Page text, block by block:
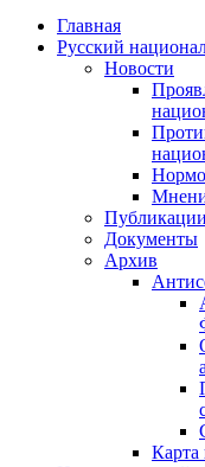
Главная
Русский
Новости
Публикации
Документы
Архив
Карта